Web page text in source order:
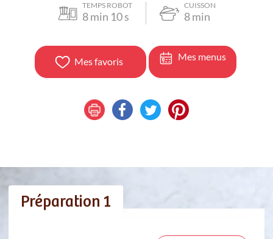
TEMPS ROBOT
8min 10s
CUISSON
8min
Mes favoris Mes menus
Préparation 1